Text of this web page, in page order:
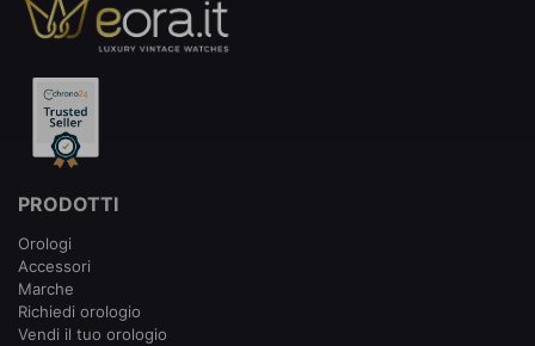
PRODOTTI
Orologi
Accessori
Marche
Richiedi orologio
Vendi il tuo orologio